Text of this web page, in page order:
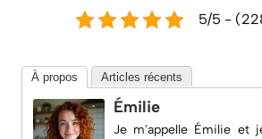
5/5 -
À propos Articles récents
Émilie
Je m'appelle Émilie et